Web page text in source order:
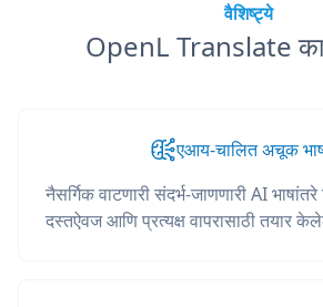
वैशिष्ट्ये
OpenL Translate का
एआय-चालित अचूक
नैसर्गिक वाटणारी संदर्भ-जाणणारी AI
दस्तऐवज आणि प्रत्यक्ष वापरासाठी तयार